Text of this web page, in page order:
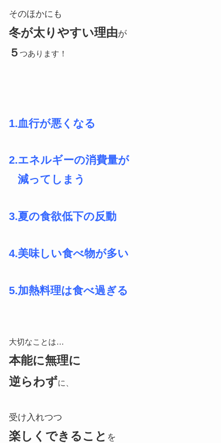
そのほかにも
冬が太りやすい理由が
５ つあります！
1.血行が悪くなる
2.エネルギーの消費量が
減ってしまう
3.夏の食欲低下の反動
4.美味しい食べ物が多い
5.加熱料理は食べ過ぎる
大切なことは…
本能に無理に
逆らわずに、
受け入れつつ
楽しくできること を